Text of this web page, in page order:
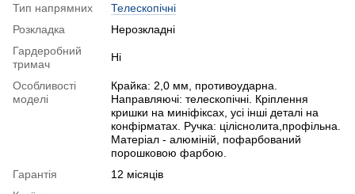
Тип напрямних
Телескопічні
Розкладка
Нерозкладні
Гардеробний
тримач
Ні
Особливості
моделі
Крайка: 2,0 мм, противоударна.
Направляючі: телескопічні. Кріплення
кришки на миніфіксах, усі інші деталі на
конфірматах. Ручка: ціліснолита,профільна.
Матеріал - алюміній, пофарбований
порошковою фарбою.
Гарантія
12 місяців